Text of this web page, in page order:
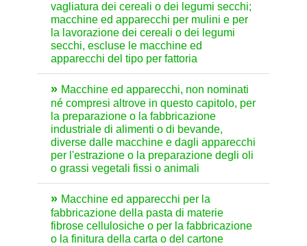
vagliatura dei cereali o dei legumi secchi;
macchine ed apparecchi per mulini e per
la lavorazione dei cereali o dei legumi
secchi, escluse le macchine ed
apparecchi del tipo per fattoria
Macchine ed apparecchi, non nominati
né compresi altrove in questo capitolo, per
la preparazione o la fabbricazione
industriale di alimenti o di bevande,
diverse dalle macchine e dagli apparecchi
per l'estrazione o la preparazione degli oli
o grassi vegetali fissi o animali
Macchine ed apparecchi per la
fabbricazione della pasta di materie
fibrose cellulosiche o per la fabbricazione
o la finitura della carta o del cartone